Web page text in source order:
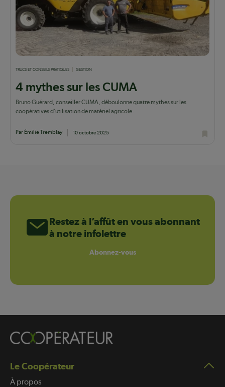
TRUCS ET CONSEILS PRATIQUES GESTION
4 mythes sur les CUMA
Bruno Guérard, conseiller CUMA, déboulonne quatre mythes sur les
coopératives d’utilisation de matériel agricole.
Par Émilie Tremblay 10 octobre 2025
Restez à l’affût en vous abonnant
à notre infolettre
Abonnez-vous
Le Coopérateur
À propos